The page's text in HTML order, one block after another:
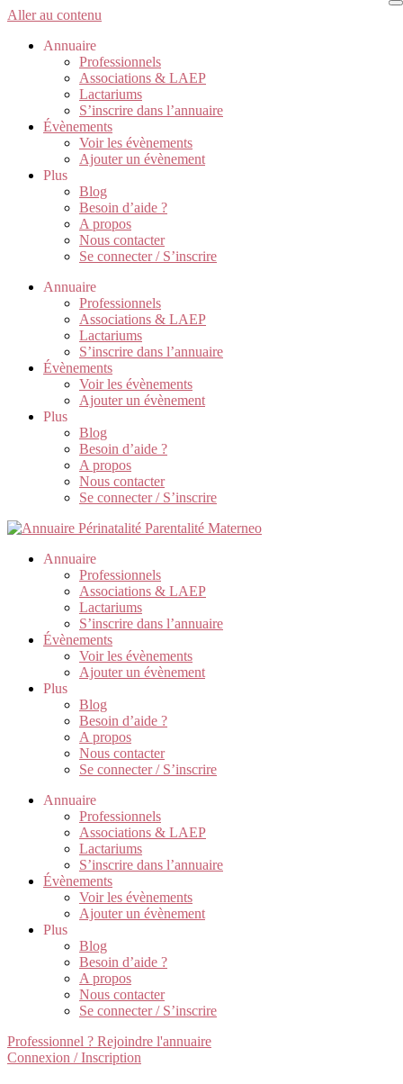
Aller au contenu
Annuaire
Professionnels
Associations & LAEP
Lactariums
S’inscrire dans l’annuaire
Évènements
Voir les évènements
Ajouter un évènement
Plus
Blog
Besoin d’aide ?
A propos
Nous contacter
Se connecter / S’inscrire
Annuaire
Professionnels
Associations & LAEP
Lactariums
S’inscrire dans l’annuaire
Évènements
Voir les évènements
Ajouter un évènement
Plus
Blog
Besoin d’aide ?
A propos
Nous contacter
Se connecter / S’inscrire
Annuaire
Professionnels
Associations & LAEP
Lactariums
S’inscrire dans l’annuaire
Évènements
Voir les évènements
Ajouter un évènement
Plus
Blog
Besoin d’aide ?
A propos
Nous contacter
Se connecter / S’inscrire
Annuaire
Professionnels
Associations & LAEP
Lactariums
S’inscrire dans l’annuaire
Évènements
Voir les évènements
Ajouter un évènement
Plus
Blog
Besoin d’aide ?
A propos
Nous contacter
Se connecter / S’inscrire
Professionnel ? Rejoindre l'annuaire
Connexion / Inscription